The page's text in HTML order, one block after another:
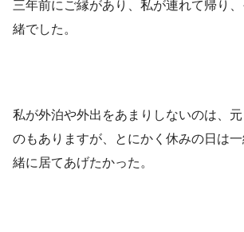
三年前にご縁があり、私が連れて帰り
緒でした。
私が外泊や外出をあまりしないのは、
のもありますが、とにかく休みの日は
緒に居てあげたかった。